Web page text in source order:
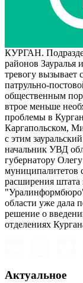
КУРГАН.
районов
тревогу вызывает
патрульно-
общественным
втрое меньше
проблемы в
Каргапольском,
с этим
начальник УВД
губернатору
муниципалитетов
расширения
"Уралинформбюро"
области уже дала
решение о
отделениях
Актуальное